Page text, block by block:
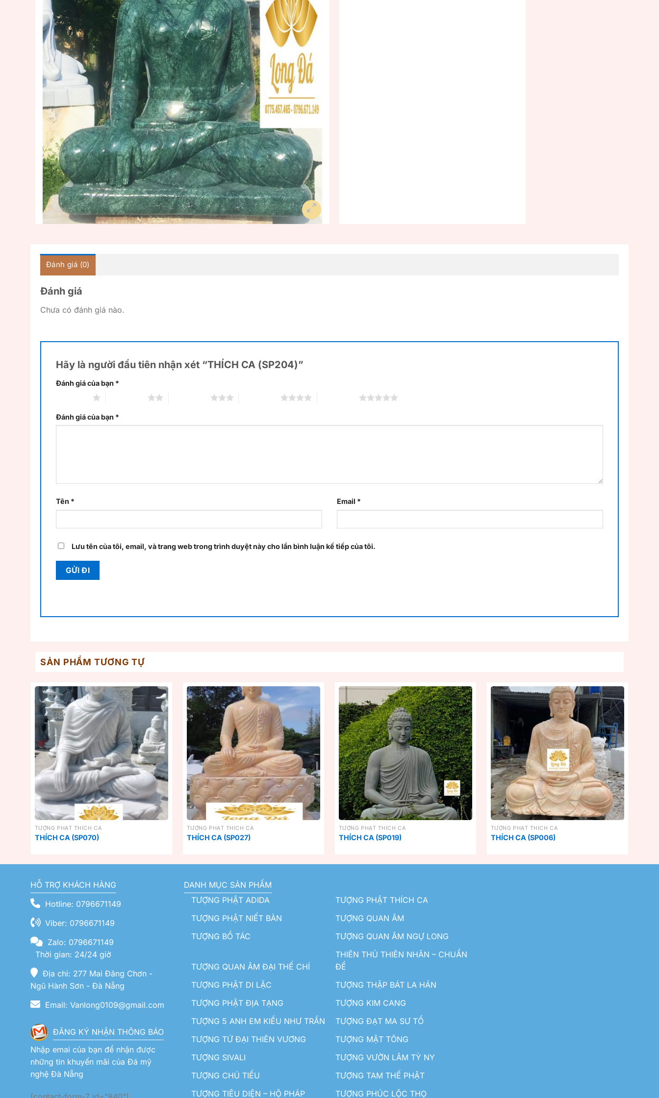
Đánh giá (0)
Đánh giá
Chưa có đánh giá nào.
Hãy là người đầu tiên nhận xét “THÍCH CA (SP204)”
Đánh giá của bạn *
Đánh giá của bạn *
Tên * Email *
Lưu tên của tôi, email, và trang web trong trình duyệt này cho lần bình luận kế tiếp của tôi.
SẢN PHẨM TƯƠNG TỰ
TƯỢNG PHẬT THÍCH CA
THÍCH CA (SP070)
TƯỢNG PHẬT THÍCH CA
THÍCH CA (SP027)
TƯỢNG PHẬT THÍCH CA
THÍCH CA (SP019)
TƯỢNG PHẬT THÍCH CA
THÍCH CA (SP006)
HỖ TRỢ KHÁCH HÀNG
Hotline: 0796671149
Viber: 0796671149
Zalo: 0796671149
Thời gian: 24/24 giờ
Địa chỉ: 277 Mai Đăng Chơn -
Ngũ Hành Sơn - Đà Nẵng
Email: Vanlong0109@gmail.com
ĐĂNG KÝ NHẬN THÔNG BÁO
Nhập emai của bạn để nhận được
những tin khuyến mãi của Đá mỹ
nghệ Đà Nẵng
DANH MỤC SẢN PHẨM
TƯỢNG PHẬT ADIDA
TƯỢNG PHẬT THÍCH CA
TƯỢNG PHẬT NIẾT BÀN
TƯỢNG QUAN ÂM
TƯỢNG BỒ TÁC
TƯỢNG QUAN ÂM NGỰ LONG
TƯỢNG QUAN ÂM ĐẠI THẾ CHÍ
THIÊN THỦ THIÊN NHÃN – CHUẨN
ĐỀ
TƯỢNG PHẬT DI LẶC
TƯỢNG THẬP BÁT LA HÁN
TƯỢNG PHẬT ĐỊA TẠNG
TƯỢNG KIM CANG
TƯỢNG 5 ANH EM KIỀU NHƯ TRẦN
TƯỢNG ĐẠT MA SƯ TỔ
TƯỢNG TỨ ĐẠI THIÊN VƯƠNG
TƯỢNG MẬT TÔNG
TƯỢNG SIVALI
TƯỢNG VƯỜN LÂM TỲ NY
TƯỢNG CHÚ TIỂU
TƯỢNG TAM THẾ PHẬT
TƯỢNG TIÊU DIỆN – HỘ PHÁP
TƯỢNG PHÚC LỘC THỌ